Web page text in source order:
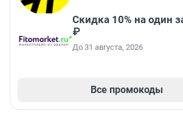
Скидка 10% на один
₽
До 31 августа, 2026
Все промокоды